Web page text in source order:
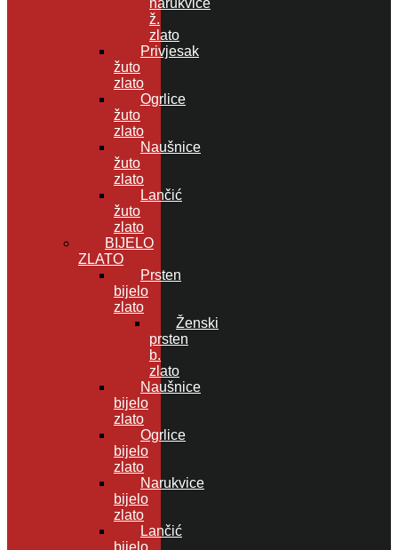
ž.
zlato
Privjesak
žuto
zlato
Ogrlice
žuto
zlato
Naušnice
žuto
zlato
Lančić
žuto
zlato
BIJELO
ZLATO
Prsten
bijelo
zlato
Ženski
prsten
b.
zlato
Naušnice
bijelo
zlato
Ogrlice
bijelo
zlato
Narukvice
bijelo
zlato
Lančić
bijelo